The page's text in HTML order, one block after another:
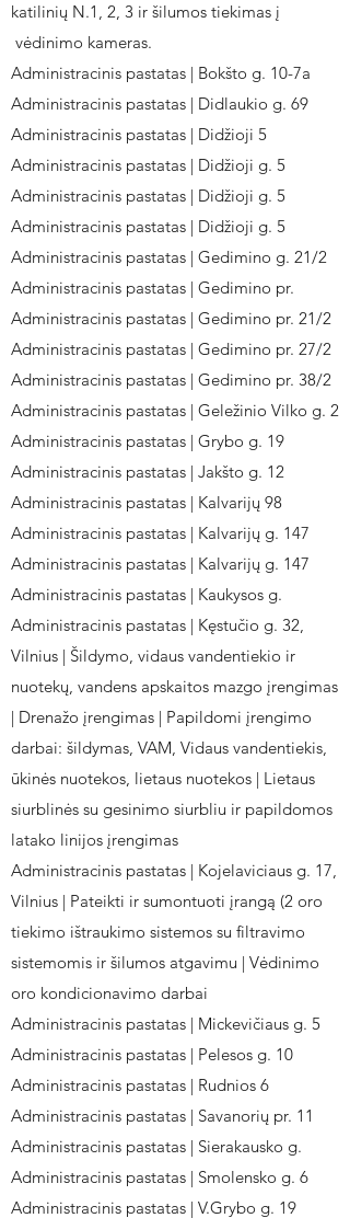
katilinių N.1, 2, 3 ir šilumos tiekimas į
vėdinimo kameras.
Administracinis pastatas | Bokšto g. 10-7a
Administracinis pastatas | Didlaukio g. 69
Administracinis pastatas | Didžioji 5
Administracinis pastatas | Didžioji g. 5
Administracinis pastatas | Didžioji g. 5
Administracinis pastatas | Didžioji g. 5
Administracinis pastatas | Gedimino g. 21/2
Administracinis pastatas | Gedimino pr.
Administracinis pastatas | Gedimino pr. 21/2
Administracinis pastatas | Gedimino pr. 27/2
Administracinis pastatas | Gedimino pr. 38/2
Administracinis pastatas | Geležinio Vilko g. 2
Administracinis pastatas | Grybo g. 19
Administracinis pastatas | Jakšto g. 12
Administracinis pastatas | Kalvarijų 98
Administracinis pastatas | Kalvarijų g. 147
Administracinis pastatas | Kalvarijų g. 147
Administracinis pastatas | Kaukysos g.
Administracinis pastatas | Kęstučio g. 32,
Vilnius | Šildymo, vidaus vandentiekio ir
nuotekų, vandens apskaitos mazgo įrengimas
| Drenažo įrengimas | Papildomi įrengimo
darbai: šildymas, VAM, Vidaus vandentiekis,
ūkinės nuotekos, lietaus nuotekos | Lietaus
siurblinės su gesinimo siurbliu ir papildomos
latako linijos įrengimas
Administracinis pastatas | Kojelaviciaus g. 17,
Vilnius | Pateikti ir sumontuoti įrangą (2 oro
tiekimo ištraukimo sistemos su filtravimo
sistemomis ir šilumos atgavimu | Vėdinimo
oro kondicionavimo darbai
Administracinis pastatas | Mickevičiaus g. 5
Administracinis pastatas | Pelesos g. 10
Administracinis pastatas | Rudnios 6
Administracinis pastatas | Savanorių pr. 11
Administracinis pastatas | Sierakausko g.
Administracinis pastatas | Smolensko g. 6
Administracinis pastatas | V.Grybo g. 19